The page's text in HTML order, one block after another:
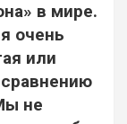
в мире.
очень
или
не